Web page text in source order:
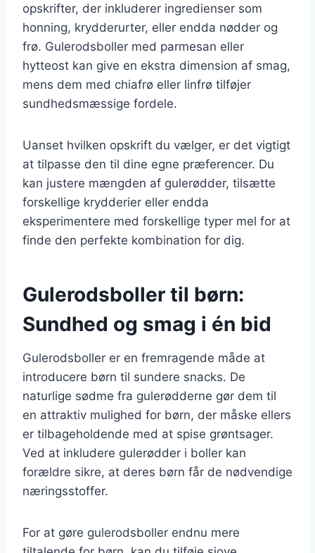
opskrifter, der inkluderer ingredienser som
honning, krydderurter, eller endda nødder og
frø. Gulerodsboller med parmesan eller
hytteost kan give en ekstra dimension af smag,
mens dem med chiafrø eller linfrø tilføjer
sundhedsmæssige fordele.
Uanset hvilken opskrift du vælger, er det vigtigt
at tilpasse den til dine egne præferencer. Du
kan justere mængden af gulerødder, tilsætte
forskellige krydderier eller endda
eksperimentere med forskellige typer mel for at
finde den perfekte kombination for dig.
Gulerodsboller til børn:
Sundhed og smag i én bid
Gulerodsboller er en fremragende måde at
introducere børn til sundere snacks. De
naturlige sødme fra gulerødderne gør dem til
en attraktiv mulighed for børn, der måske ellers
er tilbageholdende med at spise grøntsager.
Ved at inkludere gulerødder i boller kan
forældre sikre, at deres børn får de nødvendige
næringsstoffer.
For at gøre gulerodsboller endnu mere